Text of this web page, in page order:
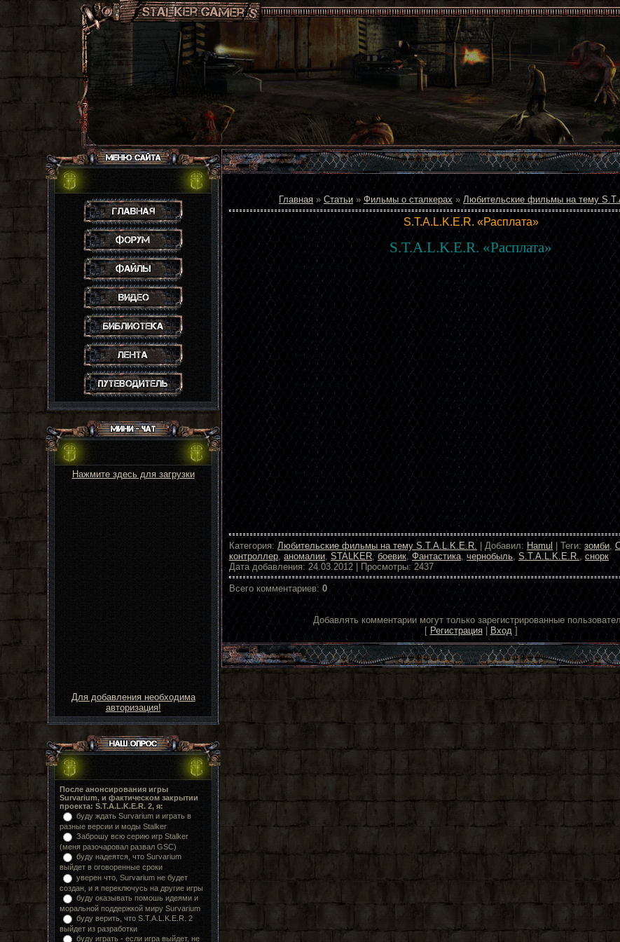
Главная
Форум
Файлы
Видео
Статьи
Лента активности
Путеводитель
Нажмите здесь для загрузки
Для добавления необходима
авторизация!
После анонсирования игры
Survarium, и фактическом закрытии
проекта: S.T.A.L.K.E.R. 2, я:
буду ждать Survarium и играть в
разные версии и моды Stalker
Заброшу всю серию игр Stalker
(меня разочаровал развал GSC)
буду надеятся, что Survarium
выйдет в оговоренные сроки
уверен что, Survarium не будет
создан, и я переключусь на другие игры
буду оказывать помошь идеями и
моральной поддержкой миру Survarium
буду верить, что S.T.A.L.K.E.R. 2
выйдет из разработки
буду играть - если игра выйдет, не
Главная» Статьи » Фильмы о сталкерах» Любительские фильмы на тему
S.T.A.L.K.E.R. «Расплата»
S.T.A.L.K.E.R. «Расплата»
Категория: Любительские фильмы на тему S.T.A.L.K.E.R. | Добавил: Hamul | Теги:зомби,
контроллер ,аномалии, STALKER , боевик, Фантастика чернобыль ,S.T.A.L.K.E.R.
снорк
Дата добавления: 24.03.2012 | Просмотры: 2437
Всего комментариев:0
Добавлять комментарии могут только зарегистрированные
[ Регистрация| Вход ]